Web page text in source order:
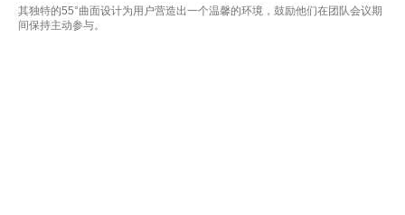
其独特的55°曲面设计为用户营造出一个温馨的环境，鼓励他们在团队会议期
间保持主动参与。